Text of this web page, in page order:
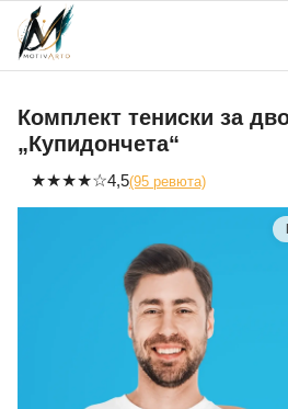
Skip
content
Комплект тениски за
„Купидончета“
★★★★☆4,5(95 ревюта)